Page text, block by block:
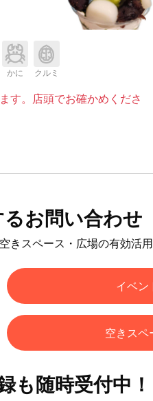
かに クルミ
す。店頭でお確かめくださ
お問い合わせ
きスペース・広場の有効活
イベン
空きスペ
も随時受付中！